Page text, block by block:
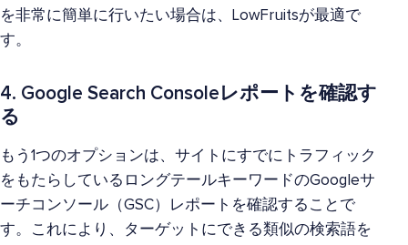
を非常に簡単に行いたい場合は、LowFruitsが最適で
す。
4. Google Search Consoleレポートを確認す
る
もう1つのオプションは、サイトにすでにトラフィック
をもたらしているロングテールキーワードのGoogleサ
ーチコンソール（GSC）レポートを確認することで
す。これにより、ターゲットにできる類似の検索語を